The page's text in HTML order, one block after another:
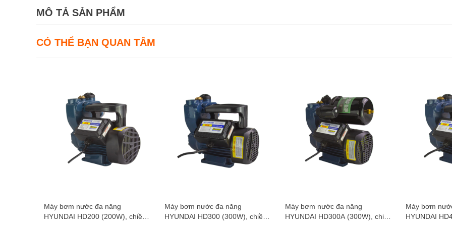
Bảo hành
MÔ TẢ SẢN PHẨM
CÓ THỂ BẠN QUAN TÂM
Máy bơm nước đa năng
HYUNDAI HD200 (200W), chiều
Máy bơm nước đa năng
HYUNDAI HD300 (300W), chiều
Máy bơm nước đa năng
HYUNDAI HD300A (300W), chiều
Máy bơm
HYUNDAI